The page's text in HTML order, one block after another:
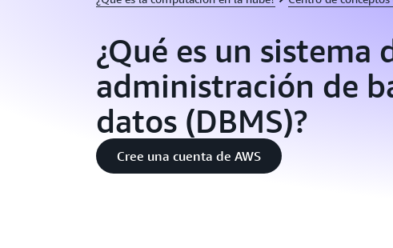
¿Qué es un sistema
administración de
datos (DBMS)?
Cree una cuenta de AWS